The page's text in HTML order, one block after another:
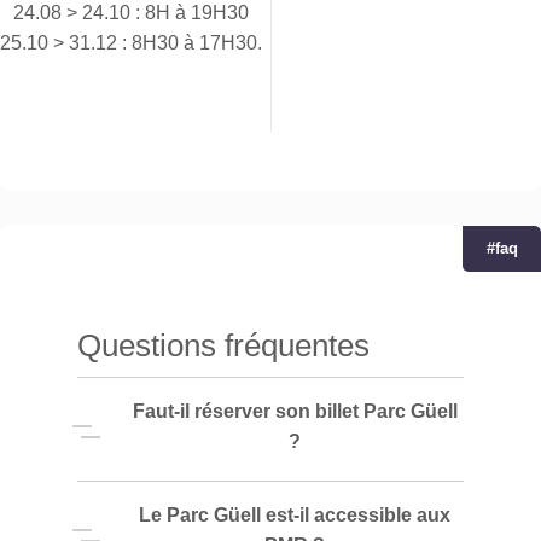
24.08 > 24.10 : 8H à 19H30
25.10 > 31.12 : 8H30 à 17H30.
#faq
Questions fréquentes
Faut-il réserver son billet Parc Güell
?
votre billet Parc Güell à l’avance. Il
Le Parc Güell est-il accessible aux